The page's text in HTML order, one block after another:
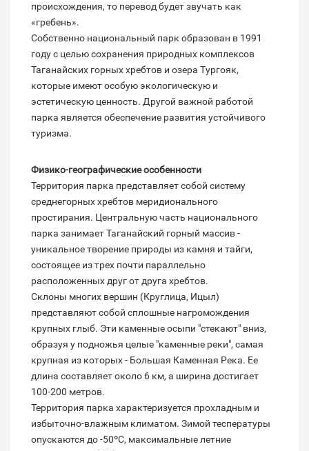
происхождения, то перевод будет звучать как
«гребень».
Собственно национальный парк образован в 1991
году с целью сохранения природных комплексов
Таганайских горных хребтов и озера Тургояк,
которые имеют особую экологическую и
эстетическую ценность. Другой важной работой
парка является обеспечение развития устойчивого
туризма.
Физико-географические особенности
Территория парка представляет собой систему
среднегорных хребтов меридионального
простирания. Центральную часть национального
парка занимает Таганайский горный массив -
уникальное творение природы из камня и тайги,
состоящее из трех почти параллельно
расположенных друг от друга хребтов.
Склоны многих вершин (Круглица, Ицыл)
представляют собой сплошные нагромождения
крупных глыб. Эти каменные осыпи "стекают" вниз,
образуя у подножья целые "каменные реки", самая
крупная из которых - Большая Каменная Река. Ее
длина составляет около 6 км, а ширина достигает
100-200 метров.
Территория парка характеризуется прохладным и
избыточно-влажным климатом. Зимой теспературы
опускаются до -50ºС, максимальные летние